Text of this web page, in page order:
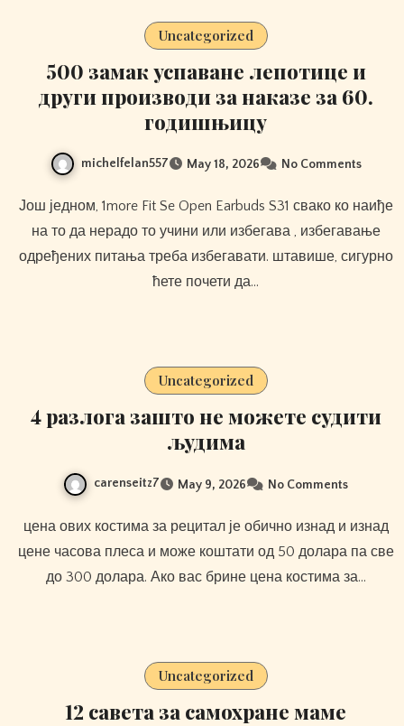
Uncategorized
500 замак успаване лепотице и
други производи за наказе за 60.
годишњицу
michelfelan557 May 18, 2026 No Comments
Још једном, 1more Fit Se Open Earbuds S31 свако ко наиђе
на то да нерадо то учини или избегава , избегавање
одређених питања треба избегавати. штавише, сигурно
ћете почети да…
Uncategorized
4 разлога зашто не можете судити
људима
carenseitz7 May 9, 2026 No Comments
цена ових костима за рецитал је обично изнад и изнад
цене часова плеса и може коштати од 50 долара па све
до 300 долара. Ако вас брине цена костима за…
Uncategorized
12 савета за самохране маме